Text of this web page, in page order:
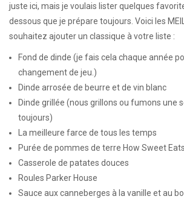
juste ici, mais je voulais lister quelques
dessous que je prépare toujours. Voici les
souhaitez ajouter un classique à votre liste :
Fond de dinde (je fais cela chaque année
changement de jeu.)
Dinde arrosée de beurre et de vin blanc
Dinde grillée (nous grillons ou fumons une
toujours)
La meilleure farce de tous les temps
Purée de pommes de terre How Sweet Eats
Casserole de patates douces
Roules Parker House
Sauce aux canneberges à la vanille et au